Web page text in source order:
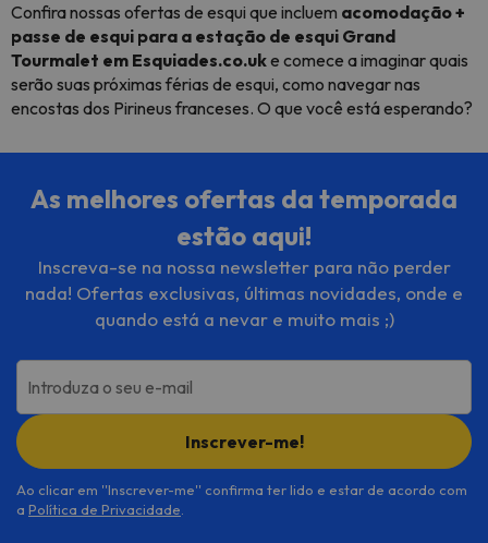
Confira nossas ofertas de esqui que incluem acomodação +
passe de esqui para a estação de esqui Grand
Tourmalet em Esquiades.co.uke comece a imaginar quais
serão suas próximas férias de esqui, como navegar nas
encostas dos Pirineus franceses. O que você está esperando?
As melhores ofertas da temporada
estão aqui!
Inscreva-se na nossa newsletter para não perder
nada! Ofertas exclusivas, últimas novidades, onde e
quando está a nevar e muito mais ;)
Introduza o seu e-mail
Inscrever-me!
Ao clicar em ''Inscrever-me'' confirma ter lido e estar de acordo com
a Política de Privacidade